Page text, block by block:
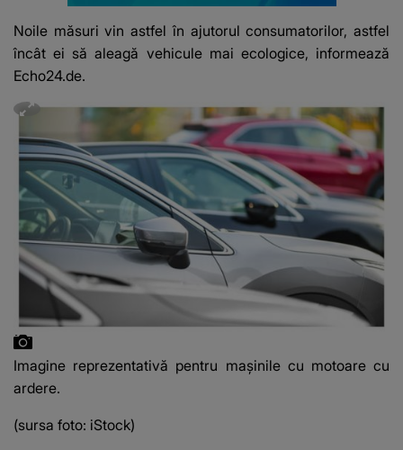
Noile măsuri vin astfel în ajutorul consumatorilor, astfel
încât ei să aleagă vehicule mai ecologice, informează
Echo24.de.
Imagine reprezentativă pentru mașinile cu motoare cu
ardere.
(sursa foto: iStock)